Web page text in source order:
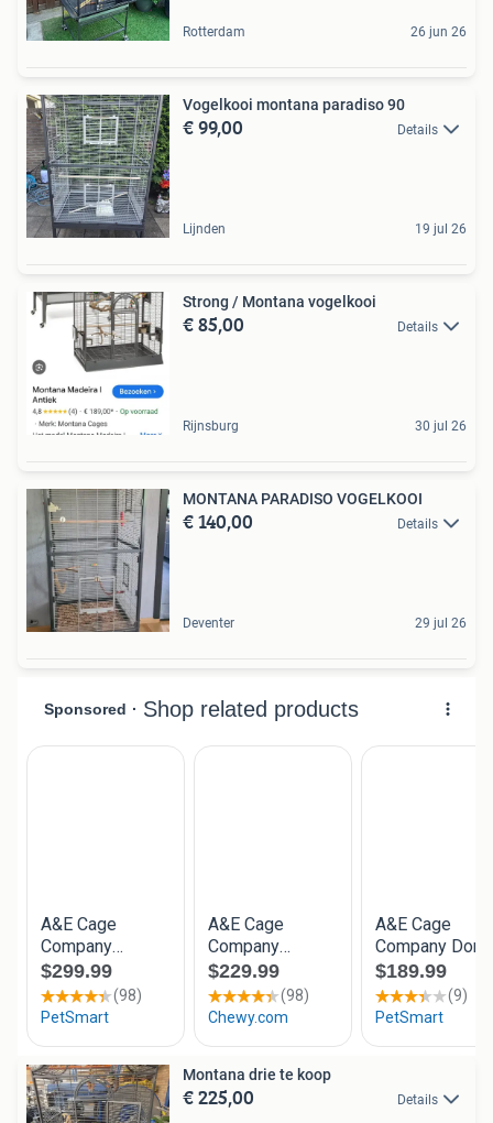
Rotterdam 26 jun 26
Vogelkooi montana paradiso 90
€ 99,00 Details
Lijnden 19 jul 26
Strong / Montana vogelkooi
€ 85,00 Details
Rijnsburg 30 jul 26
MONTANA PARADISO VOGELKOOI
€ 140,00 Details
Deventer 29 jul 26
Montana drie te koop
€ 225,00 Details